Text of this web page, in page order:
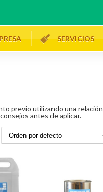
SERVICIOS
previo utilizando una relación
antes de aplicar.